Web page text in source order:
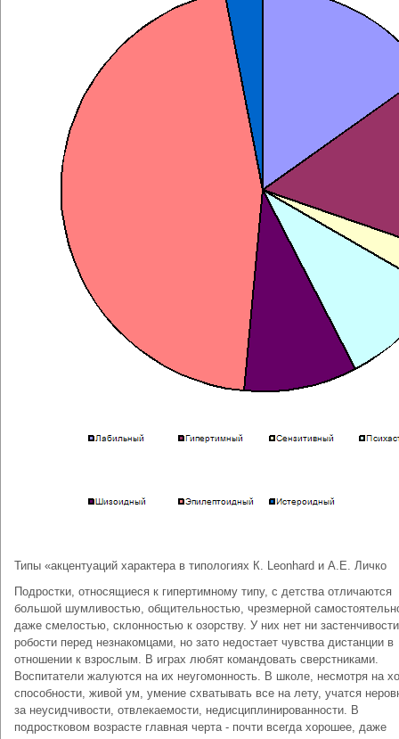
Типы «акцентуаций характера в типологиях К. Leonhard и А.Е. Личко
Подростки, относящиеся к гипертимному типу, с детства отличаются
большой шумливостью, общительностью, чрезмерной
даже смелостью, склонностью к озорству. У них нет ни
робости перед незнакомцами, но зато недостает чувства дистанции в
отношении к взрослым. В играх любят командовать сверстниками.
Воспитатели жалуются на их неугомонность. В школе, несмотря на
способности, живой ум, умение схватывать все на лету, учатся
за неусидчивости, отвлекаемости, недисциплинированности. В
подростковом возрасте главная черта - почти всегда хорошее, даже